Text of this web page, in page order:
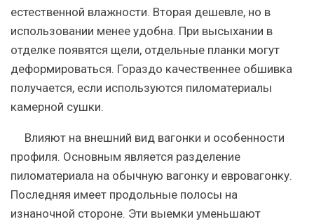
естественной влажности. Вторая дешевле, но в
использовании менее удобна. При высыхании в
отделке появятся щели, отдельные планки могут
деформироваться. Гораздо качественнее обшивка
получается, если используются пиломатериалы
камерной сушки.
Влияют на внешний вид вагонки и особенности
профиля. Основным является разделение
пиломатериала на обычную вагонку и евровагонку.
Последняя имеет продольные полосы на
изнаночной стороне. Эти выемки уменьшают